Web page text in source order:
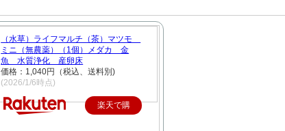
（水草）ライフマルチ（茶）マツモ
ミニ（無農薬）（1個）メダカ 金
魚 水質浄化 産卵床
価格：1,040円（税込、送料別)
(2026/1/6時点)
楽天で購